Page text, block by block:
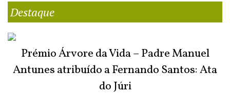
Destaque
Prémio Árvore da Vida – Padre Manuel
Antunes atribuído a Fernando Santos: Ata
do Júri